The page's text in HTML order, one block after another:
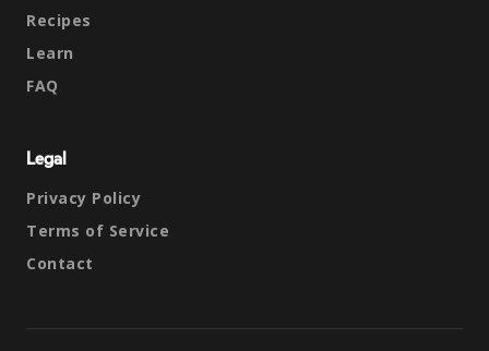
Recipes
Learn
FAQ
Legal
Privacy Policy
Terms of Service
Contact